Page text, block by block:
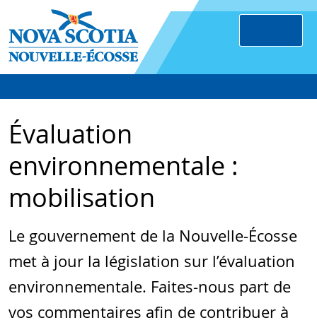
Évaluation
environnementale :
mobilisation
Le gouvernement de la Nouvelle-Écosse
met à jour la législation sur l’évaluation
environnementale. Faites-nous part de
vos commentaires afin de contribuer à